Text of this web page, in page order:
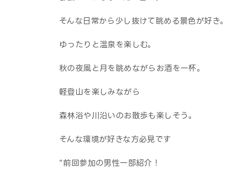
そんな日常から少し抜けて眺める景色が好き。
ゆったりと温泉を楽しむ。
秋の夜風と月を眺めながらお酒を一杯。
軽登山を楽しみながら
森林浴や川沿いのお散歩も楽しそう。
そんな環境が好きな方必見です
”前回参加の男性一部紹介！